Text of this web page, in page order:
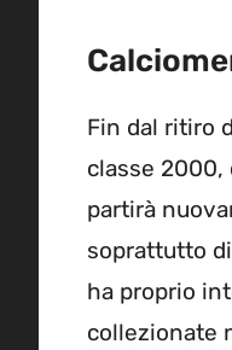
Fin dal ritiro
classe 2000,
partirà
soprattutto
ha proprio
collezionate